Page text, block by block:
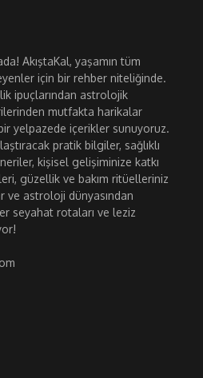
AkıştaKal, yaşamın tüm
için bir rehber niteliğinde.
ipuçlarından astrolojik
mutfakta harikalar
yelpazede içerikler sunuyoruz.
pratik bilgiler, sağlıklı
kişisel gelişiminize katkı
güzellik ve bakım ritüelleriniz
ve astroloji dünyasından
seyahat rotaları ve leziz